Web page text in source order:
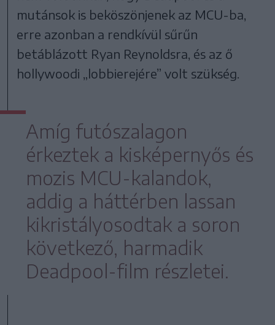
mutánsok is beköszönjenek az MCU-ba,
erre azonban a rendkívül sűrűn
betáblázott Ryan Reynoldsra, és az ő
hollywoodi „lobbierejére” volt szükség.
Amíg futószalagon
érkeztek a kisképernyős és
mozis MCU-kalandok,
addig a háttérben lassan
kikristályosodtak a soron
következő, harmadik
Deadpool-film részletei.